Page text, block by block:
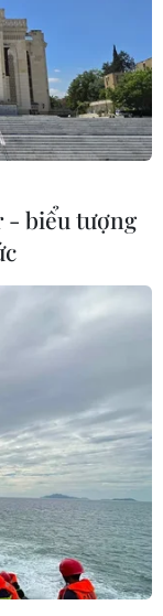
khác nhau,
điền kinh
dưới nước,
hệ thống
- biểu tượng